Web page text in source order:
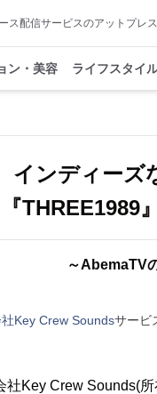
ス配信サービスのアットプレス
ン・美容 ライフスタイ
インディーズ
『
～AbemaTV
Key Crew Soundsサービ
社Key Crew Sounds(